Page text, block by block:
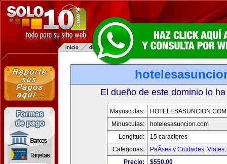
El dueño de este dominio lo
Mayusculas:
HOTELESASUNCION.COM
Minusculas:
hotelesasuncion.com
Longitud:
15 caracteres
Categorias:
PaÃ­ses y Ciudades,
Precio:
$550.00